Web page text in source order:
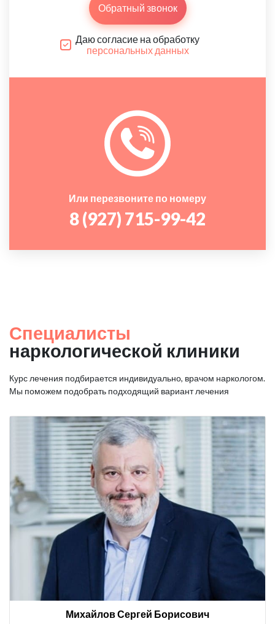
Обратный звонок
Даю согласие на обработку
персональных данных
Или перезвоните по номеру
8 (927) 715-99-42
Специалисты
наркологической клиники
Курс лечения подбирается индивидуально, врачом наркологом.
Мы поможем подобрать подходящий вариант лечения
Михайлов Сергей Борисович